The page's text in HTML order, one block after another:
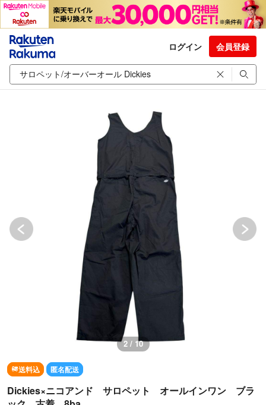
ログイン 会員登録
2 / 10
送料込 匿名配送
Dickies×ニコアンド サロペット オールインワン ブラ